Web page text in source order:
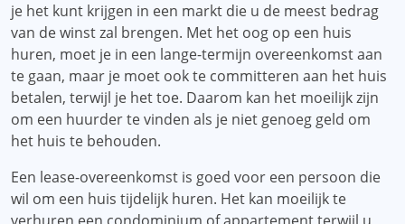
je het kunt krijgen in een markt die u de meest bedrag
van de winst zal brengen. Met het oog op een huis
huren, moet je in een lange-termijn overeenkomst aan
te gaan, maar je moet ook te committeren aan het huis
betalen, terwijl je het toe. Daarom kan het moeilijk zijn
om een ​​huurder te vinden als je niet genoeg geld om
het huis te behouden.
Een lease-overeenkomst is goed voor een persoon die
wil om een ​​huis tijdelijk huren. Het kan moeilijk te